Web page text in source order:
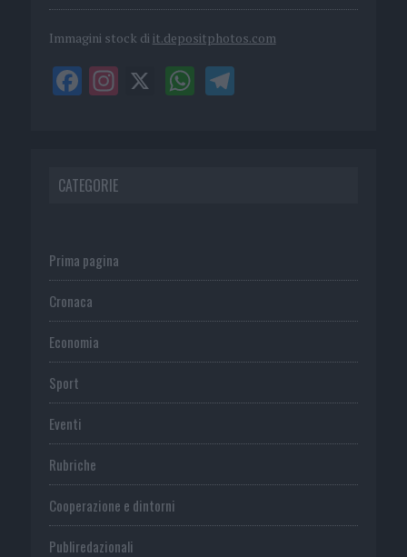
Immagini stock di it.depositphotos.com
CATEGORIE
Prima pagina
Cronaca
Economia
Sport
Eventi
Rubriche
Cooperazione e dintorni
Publiredazionali